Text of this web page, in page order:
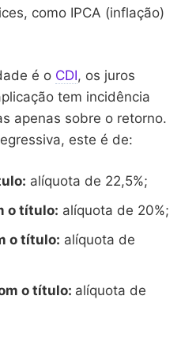
como IPCA (inflação)
é o CDI, os juros
tem incidência
apenas sobre o retorno.
este é de:
alíquota de 22,5%;
o título: alíquota de 20%;
o título: alíquota de
o título: alíquota de